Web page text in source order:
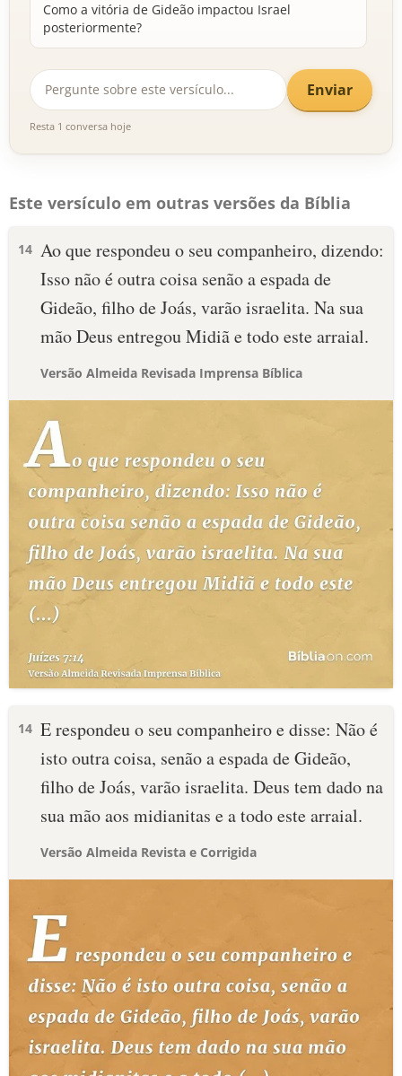
Como a vitória de Gideão impactou Israel
posteriormente?
Enviar
Resta 1 conversa hoje
Este versículo em outras versões da Bíblia
14 Ao que respondeu o seu companheiro, dizendo:
Isso não é outra coisa senão a espada de
Gideão, filho de Joás, varão israelita. Na sua
mão Deus entregou Midiã e todo este arraial.
Versão Almeida Revisada Imprensa Bíblica
14 E respondeu o seu companheiro e disse: Não é
isto outra coisa, senão a espada de Gideão,
filho de Joás, varão israelita. Deus tem dado na
sua mão aos midianitas e a todo este arraial.
Versão Almeida Revista e Corrigida